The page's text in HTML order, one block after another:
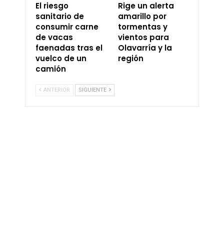
El riesgo
sanitario de
consumir carne
de vacas
faenadas tras el
vuelco de un
camión
Rige un alerta
amarillo por
tormentas y
vientos para
Olavarría y la
región
ANTERIOR SIGUIENTE